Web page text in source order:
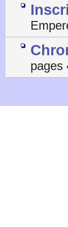
pages